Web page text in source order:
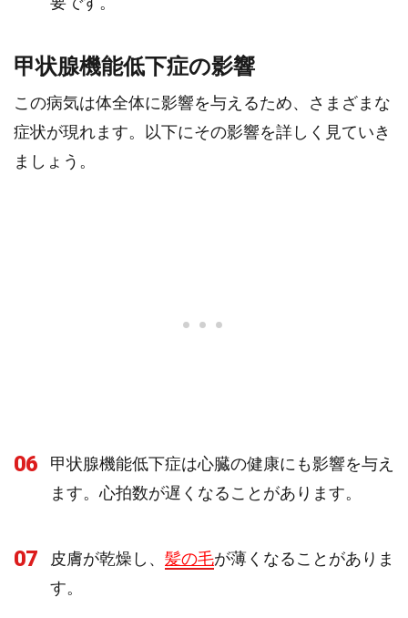
甲状腺機能低下症の影響
この病気は体全体に影響を与えるため、さまざまな
症状が現れます。以下にその影響を詳しく見ていき
ましょう。
06
甲状腺機能低下症は心臓の健康にも影響を与え
ます。心拍数が遅くなることがあります。
07 皮膚が乾燥し、 髪の毛が薄くなることがありま
す。